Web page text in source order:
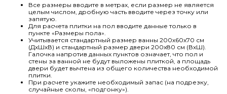
Все размеры вводите в метрах, если размер не является
целым числом, дробную часть вводите через точку или
запятую.
Для расчета плитки на пол вводите данные только в
пункте «Размеры пола».
Учитывается стандартный размер ванны 200х60х70 см
(ДхШхВ) и стандартный размер двери 200х80 см (ВхШ).
Галочка напротив данных пунктов означает, что пол и
стены за ванной не будут выложены плиткой, а площадь
двери будет вычтена из общего количества необходимой
плитки.
При расчете укажите необходимый запас (на подрезку,
случайные сколы, «подгонку»).